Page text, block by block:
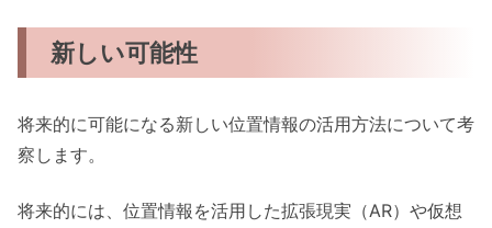
新しい可能性
将来的に可能になる新しい位置情報の活用方法について考
察します。
将来的には、位置情報を活用した拡張現実（AR）や仮想